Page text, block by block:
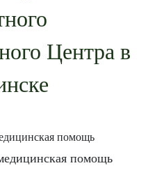
Центра в
помощь